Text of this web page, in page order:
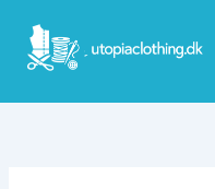
content